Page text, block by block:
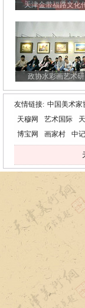
天津金带福路文化
政协水彩画艺术
友情链接: 中国美术家
天穆网
艺术国际
博宝网
画家村 中